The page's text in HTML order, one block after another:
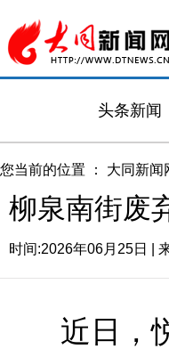
头条新闻
您当前的位置 ： 大同新闻
柳泉南街废
时间:2026年06月25日 |
近日，悦